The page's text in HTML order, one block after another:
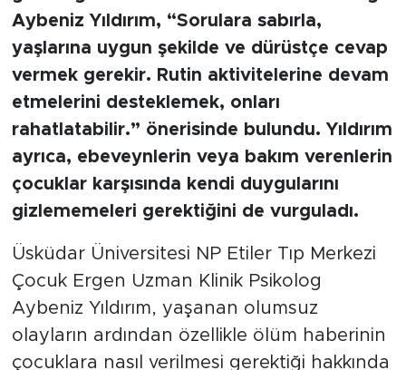
gerektiğini aktaran Uzman Klinik Psikolog
Aybeniz Yıldırım, “Sorulara sabırla,
yaşlarına uygun şekilde ve dürüstçe cevap
vermek gerekir. Rutin aktivitelerine devam
etmelerini desteklemek, onları
rahatlatabilir.” önerisinde bulundu. Yıldırım
ayrıca, ebeveynlerin veya bakım verenlerin
çocuklar karşısında kendi duygularını
Üsküdar Üniversitesi NP Etiler Tıp Merkezi
Çocuk Ergen Uzman Klinik Psikolog
Aybeniz Yıldırım, yaşanan olumsuz
olayların ardından özellikle ölüm haberinin